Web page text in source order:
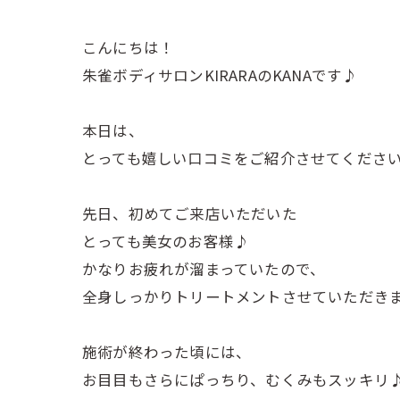
こんにちは！
朱雀ボディサロンKIRARAのKANAです♪
本日は、
とっても嬉しい口コミをご紹介させてください
先日、初めてご来店いただいた
とっても美女のお客様♪
かなりお疲れが溜まっていたので、
全身しっかりトリートメントさせていただき
施術が終わった頃には、
お目目もさらにぱっちり、むくみもスッキリ♪